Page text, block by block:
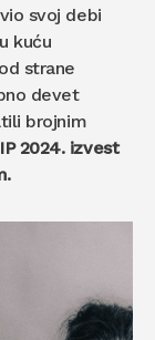
svoj debi
kuću
strane
devet
brojnim
2024. izvest